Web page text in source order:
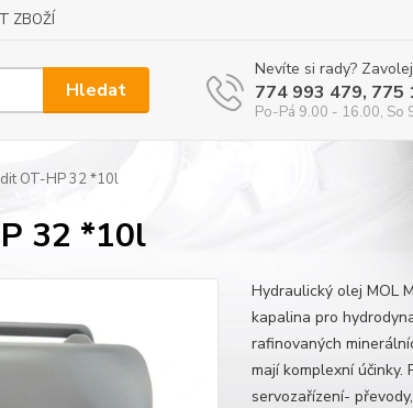
ZBOŽÍ
Hledat
Nevíte si rady?
774 993 479, 775
Po-Pá 9.00 - 16.00, So
OT-HP 32 *10l
32 *10l
Hydraulický olej MOL
kapalina pro
rafinovaných
mají komplexní účinky.
servozařízení-